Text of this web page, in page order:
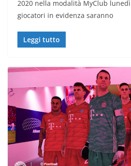
2020 nella modalità MyClub
giocatori in evidenza saranno
Leggi tutto